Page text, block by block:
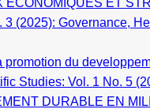
(2025): Governance,
du
Studies: Vol. 1 No. 5
DURABLE EN